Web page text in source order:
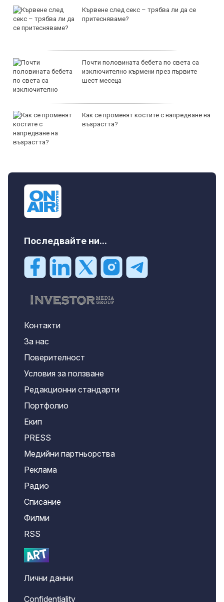
Кървене след секс – трябва ли да се
притесняваме?
Почти половината бебета по света са
изключително кърмени през първите
шест месеца
Как се променят костите с напредване на
възрастта?
Последвайте ни...
Контакти
За нас
Поверителност
Условия за ползване
Редакционни стандарти
Портфолио
Екип
PRESS
Медийни партньорства
Реклама
Радио
Списание
Филми
RSS
Лични данни
Confidentiality